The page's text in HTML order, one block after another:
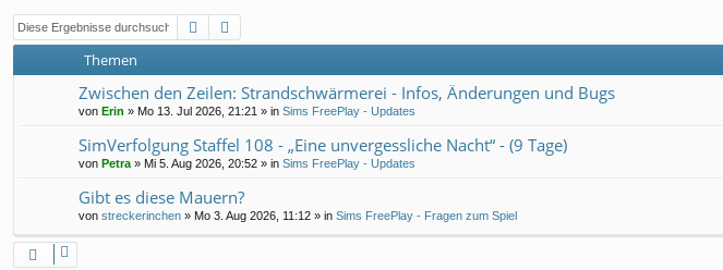
f
Suche
Themen
Zwischen den Zeilen: Strandschwärmerei - Infos, Änderungen und Bugs
von Erin » Mo 13. Jul 2026, 21:21 » in Sims FreePlay - Updates
SimVerfolgung Staffel 108 - „Eine unvergessliche Nacht“ - (9 Tage)
von Petra» Mi 5. Aug 2026, 20:52 » in Sims FreePlay - Updates
Gibt es diese Mauern?
von streckerinchen » Mo 3. Aug 2026, 11:12 » in Sims FreePlay - Fragen zum Spiel